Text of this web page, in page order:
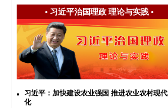
• 习近平治国理政 理论与实践•
习近平：加快建设农业强国 推进农业农村现代
化